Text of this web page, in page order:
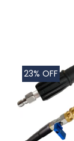
23% OFF